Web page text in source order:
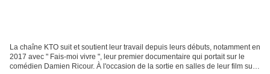
La chaîne KTO suit et soutient leur travail depuis leurs débuts, notamment en
2017 avec " Fais-moi vivre ", leur premier documentaire qui portait sur le
comédien Damien Ricour. À l'occasion de la sortie en salles de leur film sur